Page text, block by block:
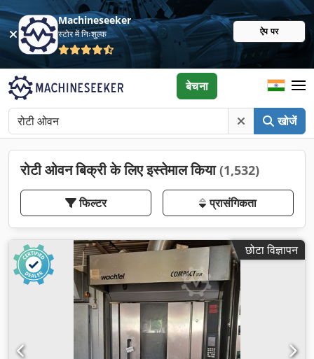
Machineseeker
स्टोर में निःशुल्क ऐप पर
खोजें
बेचना
रोटी ओवन बिक्री के लिए इस्तेमाल किया(1,532)
फिल्टर प्रासंगिकता
छोटा विज्ञापन